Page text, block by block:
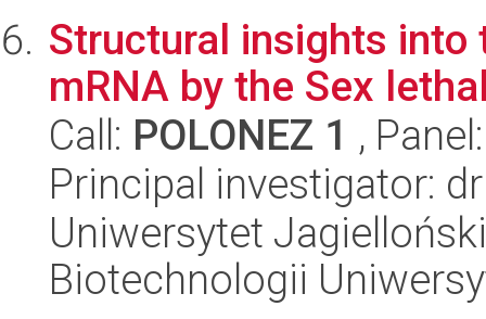
Structural insights
mRNA by the Sex
Call: POLONEZ 1 ,
Principal investigator:
Uniwersytet
Biotechnologii